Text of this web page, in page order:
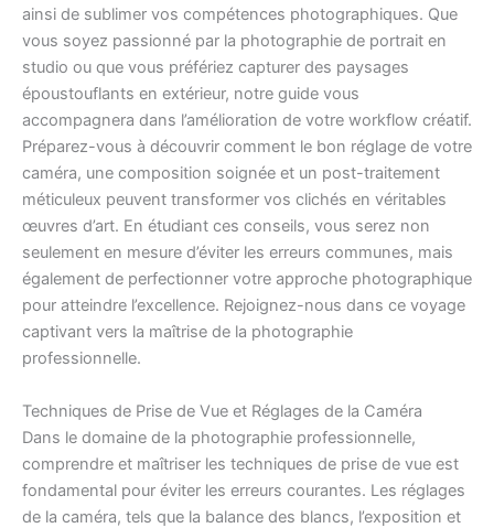
ainsi de sublimer vos compétences photographiques. Que
vous soyez passionné par la photographie de portrait en
studio ou que vous préfériez capturer des paysages
époustouflants en extérieur, notre guide vous
accompagnera dans l’amélioration de votre workflow créatif.
Préparez-vous à découvrir comment le bon réglage de votre
caméra, une composition soignée et un post-traitement
méticuleux peuvent transformer vos clichés en véritables
œuvres d’art. En étudiant ces conseils, vous serez non
seulement en mesure d’éviter les erreurs communes, mais
également de perfectionner votre approche photographique
pour atteindre l’excellence. Rejoignez-nous dans ce voyage
captivant vers la maîtrise de la photographie
professionnelle.
Techniques de Prise de Vue et Réglages de la Caméra
Dans le domaine de la photographie professionnelle,
comprendre et maîtriser les techniques de prise de vue est
fondamental pour éviter les erreurs courantes. Les réglages
de la caméra, tels que la balance des blancs, l’exposition et